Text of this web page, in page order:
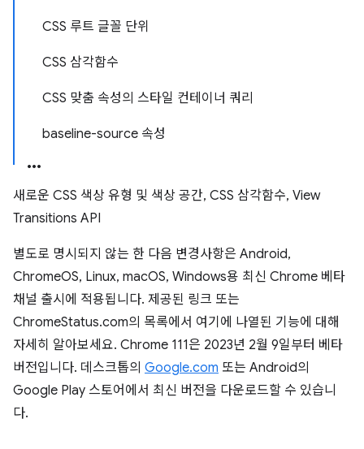
CSS 루트 글꼴 단위
CSS 삼각함수
CSS 맞춤 속성의 스타일 컨테이너 쿼리
baseline-source 속성
새로운 CSS 색상 유형 및 색상 공간, CSS 삼각함수, View
Transitions API
별도로 명시되지 않는 한 다음 변경사항은 Android,
ChromeOS, Linux, macOS, Windows용 최신 Chrome 베타
채널 출시에 적용됩니다. 제공된 링크 또는
ChromeStatus.com의 목록에서 여기에 나열된 기능에 대해
자세히 알아보세요. Chrome 111은 2023년 2월 9일부터 베타
버전입니다. 데스크톱의 Google.com 또는 Android의
Google Play 스토어에서 최신 버전을 다운로드할 수 있습니
다.